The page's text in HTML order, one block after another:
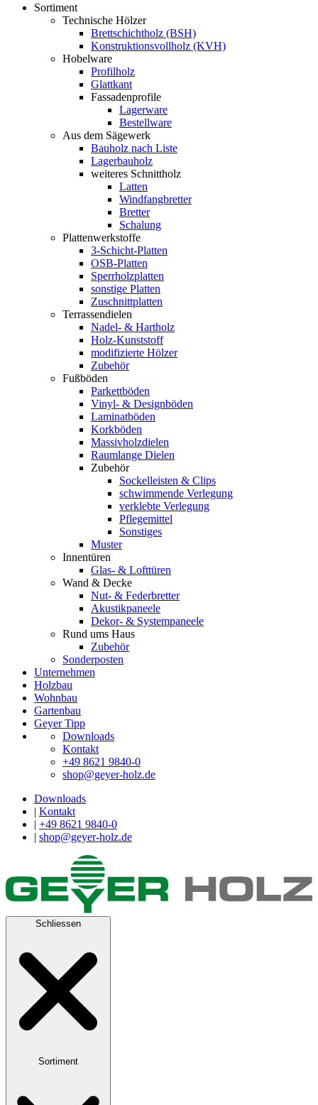
Sortiment
Technische Hölzer
Brettschichtholz (BSH)
Konstruktionsvollholz (KVH)
Hobelware
Profilholz
Glattkant
Fassadenprofile
Lagerware
Bestellware
Aus dem Sägewerk
Bauholz nach Liste
Lagerbauholz
weiteres Schnittholz
Latten
Windfangbretter
Bretter
Schalung
Plattenwerkstoffe
3-Schicht-Platten
OSB-Platten
Sperrholzplatten
sonstige Platten
Zuschnittplatten
Terrassendielen
Nadel- & Hartholz
Holz-Kunststoff
modifizierte Hölzer
Zubehör
Fußböden
Parkettböden
Vinyl- & Designböden
Laminatböden
Korkböden
Massivholzdielen
Raumlange Dielen
Zubehör
Sockelleisten & Clips
schwimmende Verlegung
verklebte Verlegung
Pflegemittel
Sonstiges
Muster
Innentüren
Glas- & Lofttüren
Wand & Decke
Nut- & Federbretter
Akustikpaneele
Dekor- & Systempaneele
Rund ums Haus
Zubehör
Sonderposten
Unternehmen
Holzbau
Wohnbau
Gartenbau
Geyer Tipp
Downloads
Kontakt
+49 8621 9840-0
shop@geyer-holz.de
Downloads
| Kontakt
| +49 8621 9840-0
| shop@geyer-holz.de
Schliessen
Sortiment